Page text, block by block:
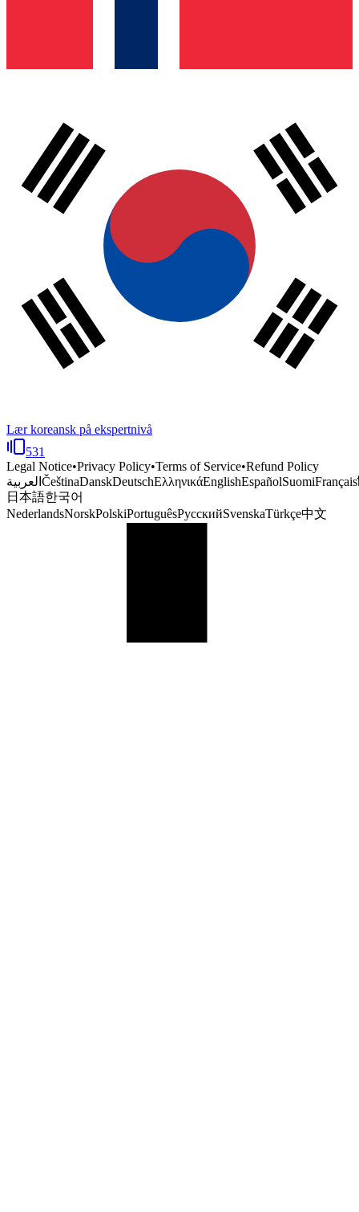
Lær koreansk på ekspertnivå
531
Legal Notice•Privacy Policy•Terms of Service•Refund Policy
العربية ČeštinaDanskDeutschΕλληνικάEnglishEspañolSuomiFrançais
日本語한국어
NederlandsNorskPolskiPortuguêsРусскийSvenskaTürkçe中文